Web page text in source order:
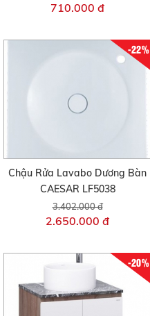
710.000 đ
-22%
Chậu Rửa Lavabo Dương Bàn
CAESAR LF5038
3.402.000 đ
2.650.000 đ
-20%